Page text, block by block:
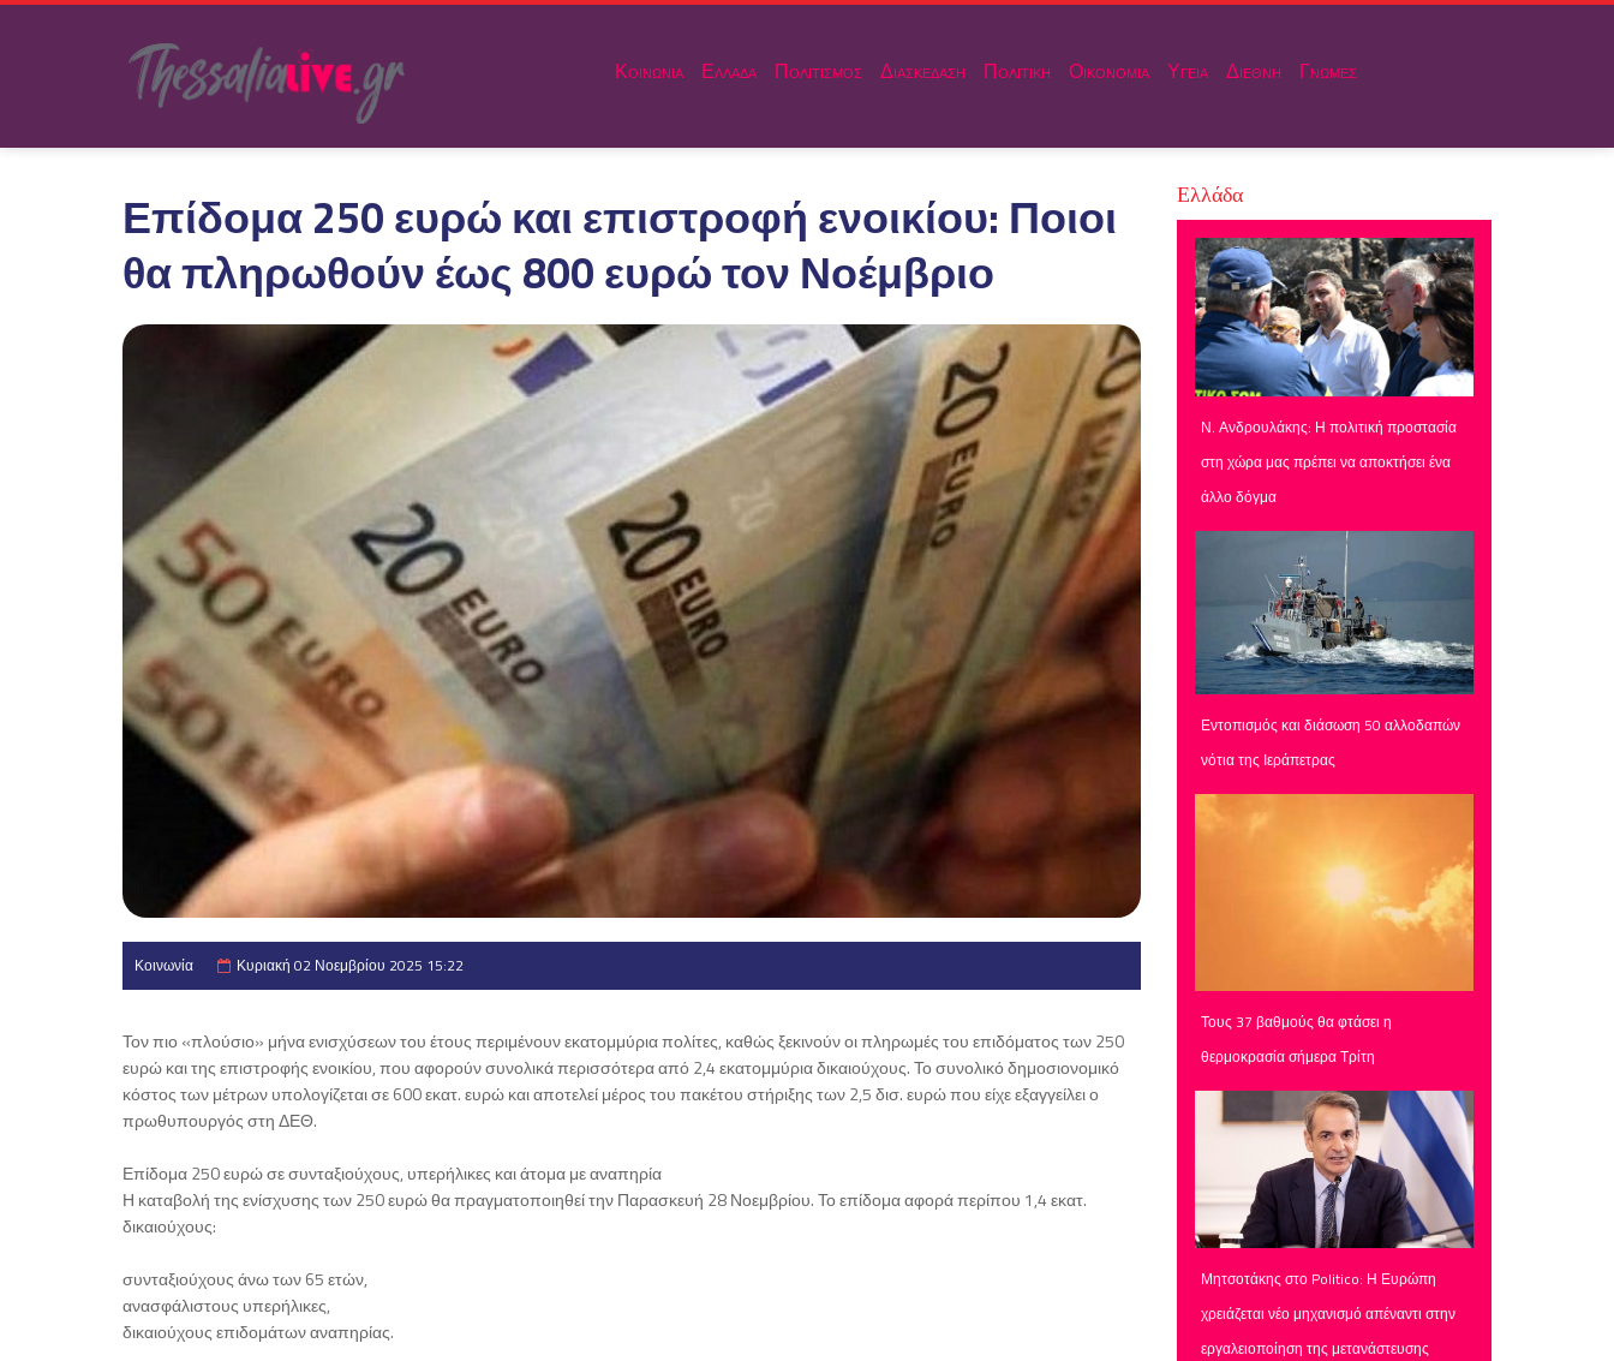
Κοινωνια Ελλαδα Πολιτισμος Διασκεδαση Πολιτικη Οικονομια Υγεια Διεθνη Γνωμες
Επίδομα 250 ευρώ και επιστροφή ενοικίου: Ποιοι
θα πληρωθούν έως 800 ευρώ τον Νοέμβριο
Κοινωνία Κυριακή 02 Νοεμβρίου 2025 15:22
Τον πιο «πλούσιο» μήνα ενισχύσεων του έτους περιμένουν εκατομμύρια πολίτες, καθώς ξεκινούν οι πληρωμές του επιδόματος των 250
ευρώ και της επιστροφής ενοικίου, που αφορούν συνολικά περισσότερα από 2,4 εκατομμύρια δικαιούχους. Το συνολικό δημοσιονομικό
κόστος των μέτρων υπολογίζεται σε 600 εκατ. ευρώ και αποτελεί μέρος του πακέτου στήριξης των 2,5 δισ. ευρώ που είχε εξαγγείλει ο
πρωθυπουργός στη ΔΕΘ.
Επίδομα 250 ευρώ σε συνταξιούχους, υπερήλικες και άτομα με αναπηρία
Η καταβολή της ενίσχυσης των 250 ευρώ θα πραγματοποιηθεί την Παρασκευή 28 Νοεμβρίου. Το επίδομα αφορά περίπου 1,4 εκατ.
δικαιούχους:
συνταξιούχους άνω των 65 ετών,
ανασφάλιστους υπερήλικες,
δικαιούχους επιδομάτων αναπηρίας.
Ελλάδα
Ν. Ανδρουλάκης: Η πολιτική προστασία
στη χώρα μας πρέπει να αποκτήσει ένα
άλλο δόγμα
Εντοπισμός και διάσωση 50 αλλοδαπών
νότια της Ιεράπετρας
Τους 37 βαθμούς θα φτάσει η
θερμοκρασία σήμερα Τρίτη
Μητσοτάκης στο Politico: Η Ευρώπη
χρειάζεται νέο μηχανισμό απέναντι στην
εργαλειοποίηση της μετανάστευσης